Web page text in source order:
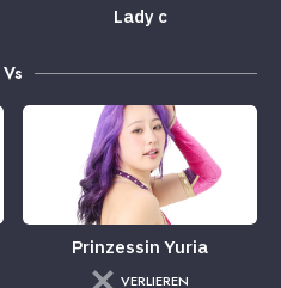
Lady c
Vs
Prinzessin Yuria
VERLIEREN